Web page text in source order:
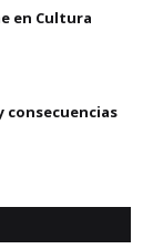
en Cultura
consecuencias